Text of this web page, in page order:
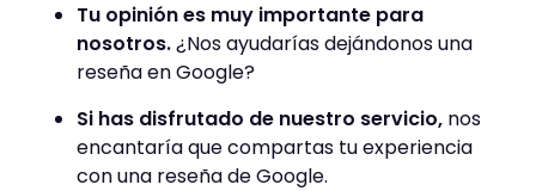
Tu opinión es muy importante para
nosotros.¿Nos ayudarías dejándonos una
reseña en Google?
Si has disfrutado de nuestro servicio, nos
encantaría que compartas tu experiencia
con una reseña de Google.